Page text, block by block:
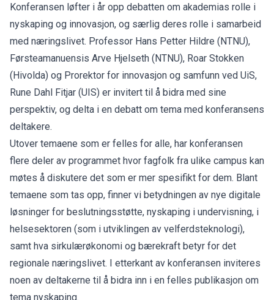
Konferansen løfter i år opp debatten om akademias rolle i
nyskaping og innovasjon, og særlig deres rolle i samarbeid
med næringslivet. Professor Hans Petter Hildre (NTNU),
Førsteamanuensis Arve Hjelseth (NTNU), Roar Stokken
(Hivolda) og Prorektor for innovasjon og samfunn ved UiS,
Rune Dahl Fitjar (UIS) er invitert til å bidra med sine
perspektiv, og delta i en debatt om tema med konferansens
deltakere.
Utover temaene som er felles for alle, har konferansen
flere deler av programmet hvor fagfolk fra ulike campus kan
møtes å diskutere det som er mer spesifikt for dem. Blant
temaene som tas opp, finner vi betydningen av nye digitale
løsninger for beslutningsstøtte, nyskaping i undervisning, i
helsesektoren (som i utviklingen av velferdsteknologi),
samt hva sirkulærøkonomi og bærekraft betyr for det
regionale næringslivet. I etterkant av konferansen inviteres
noen av deltakerne til å bidra inn i en felles publikasjon om
tema nyskaping.